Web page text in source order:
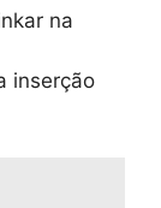
na
inserção